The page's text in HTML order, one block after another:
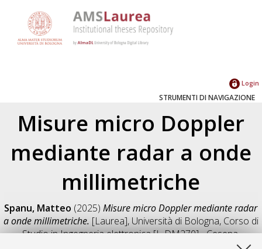
Login
STRUMENTI DI NAVIGAZIONE
Misure micro Doppler
mediante radar a onde
millimetriche
Spanu, Matteo (2025)Misure micro Doppler mediante radar
a onde millimetriche. [Laurea], Università di Bologna, Corso di
Studio inIngegneria elettronica [L-DM270] - Cesena,